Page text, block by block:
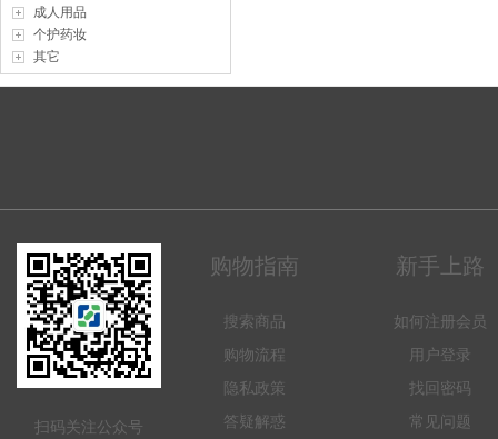
成人用品
个护药妆
其它
扫码关注公众号
购物指南
搜索商品
购物流程
隐私政策
答疑解惑
新手上路
如何注册会员
用户登录
找回密码
常见问题